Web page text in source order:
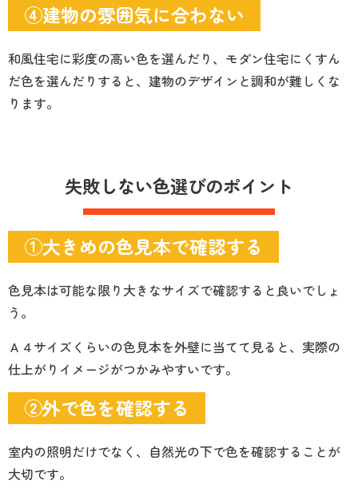
④建物の雰囲気に合わない
和風住宅に彩度の高い色を選んだり、モダン住宅にくすん
だ色を選んだりすると、建物のデザインと調和が難しくな
ります。
失敗しない色選びのポイント
①大きめの色見本で確認する
色見本は可能な限り大きなサイズで確認すると良いでしょ
う。
Ａ４サイズくらいの色見本を外壁に当てて見ると、実際の
仕上がりイメージがつかみやすいです。
②外で色を確認する
室内の照明だけでなく、自然光の下で色を確認することが
大切です。